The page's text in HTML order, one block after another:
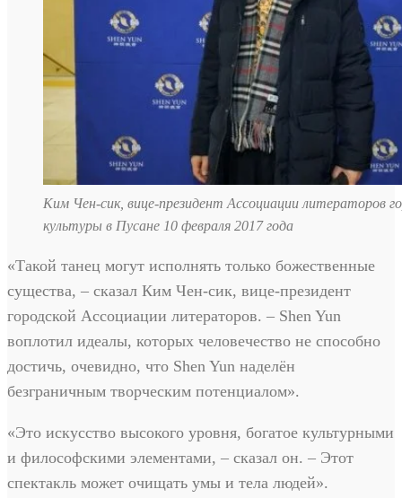
Ким Чен-сик, вице-президент Ассоциации литераторов
культуры в Пусане 10 февраля 2017 года
«Такой танец могут исполнять только божественные
существа, – сказал Ким Чен-сик, вице-президент
городской Ассоциации литераторов. – Shen Yun
воплотил идеалы, которых человечество не способно
достичь, очевидно, что Shen Yun наделён
безграничным творческим потенциалом».
«Это искусство высокого уровня, богатое культурными
и философскими элементами, – сказал он. – Этот
спектакль может очищать умы и тела людей».